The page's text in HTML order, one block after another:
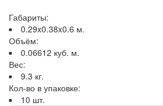
Габариты:
0.29x0.38x0.6 м.
Объём:
0.06612 куб. м.
Вес:
9.3 кг.
Кол-во в упаковке:
10 шт.